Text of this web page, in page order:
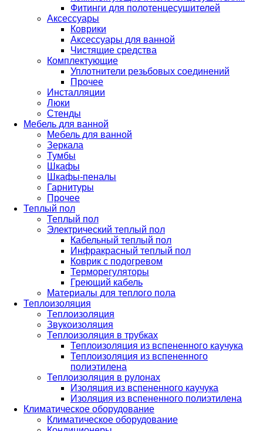
Фитинги для полотенцесушителей
Аксессуары
Коврики
Аксессуары для ванной
Чистящие средства
Комплектующие
Уплотнители резьбовых соединений
Прочее
Инсталляции
Люки
Стенды
Мебель для ванной
Мебель для ванной
Зеркала
Тумбы
Шкафы
Шкафы-пеналы
Гарнитуры
Прочее
Теплый пол
Теплый пол
Электрический теплый пол
Кабельный теплый пол
Инфракрасный теплый пол
Коврик с подогревом
Терморегуляторы
Греющий кабель
Материалы для теплого пола
Теплоизоляция
Теплоизоляция
Звукоизоляция
Теплоизоляция в трубках
Теплоизоляция из вспененного каучука
Теплоизоляция из вспененного
полиэтилена
Теплоизоляция в рулонах
Изоляция из вспененного каучука
Изоляция из вспененного полиэтилена
Климатическое оборудование
Климатическое оборудование